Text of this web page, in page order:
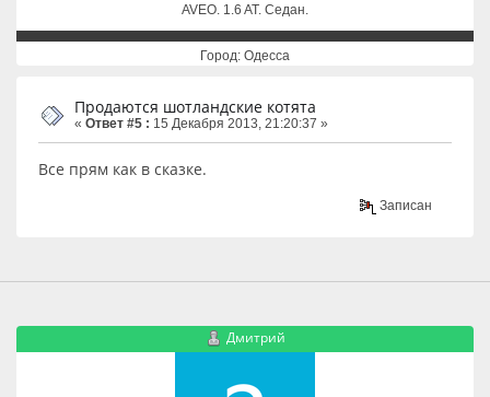
AVEO. 1.6 AT. Cедан.
Город: Одесса
Продаются шотландские котята
« Ответ #5 : 15 Декабря 2013, 21:20:37 »
Все прям как в сказке.
Записан
Дмитрий